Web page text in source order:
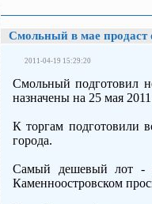
Смольный в мае продаст
2011-04-19 15:29:20
Смольный подготовил
назначены на 25 мая
К торгам подготовили
города.
Самый дешевый лот -
Каменноостровском